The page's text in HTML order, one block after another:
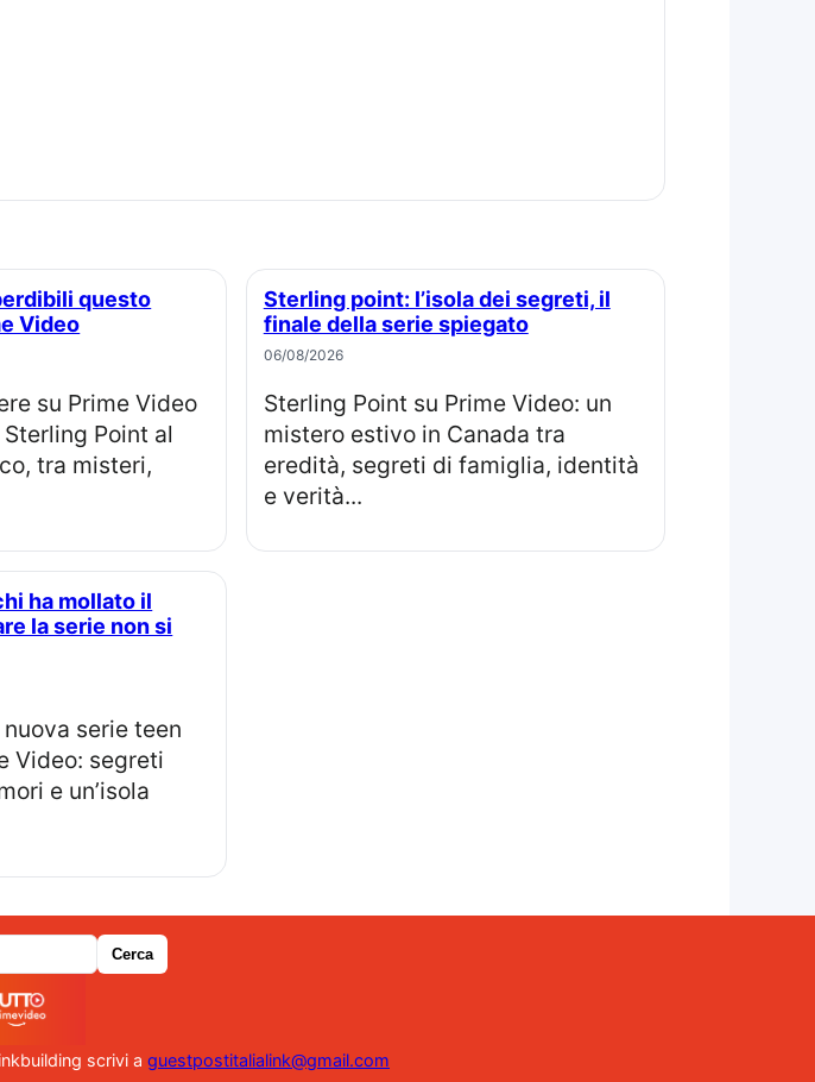
Video
Point al
tra misteri,
Sterling point: l’isola dei segreti, il
finale della serie spiegato
06/08/2026
Sterling Point su Prime Video: un
mistero estivo in Canada tra
eredità, segreti di famiglia, identità
e verità...
la serie non si
Video: segreti
e un’isola
scrivi a guestpostitalialink@gmail.com